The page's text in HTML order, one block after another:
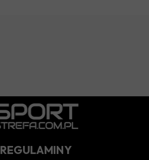
REGULAMINY